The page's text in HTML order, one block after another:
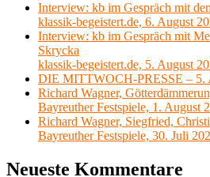
Interview: kb im Gespräch mit
klassik-begeistert.de, 6. August
Interview: kb im Gespräch mit
Skrycka
klassik-begeistert.de, 5. August
DIE MITTWOCH-PRESSE – 5.
Richard Wagner,
Bayreuther Festspiele, 1. August
Richard Wagner, Siegfried,
Bayreuther Festspiele, 30. Juli
Neueste Kommentare